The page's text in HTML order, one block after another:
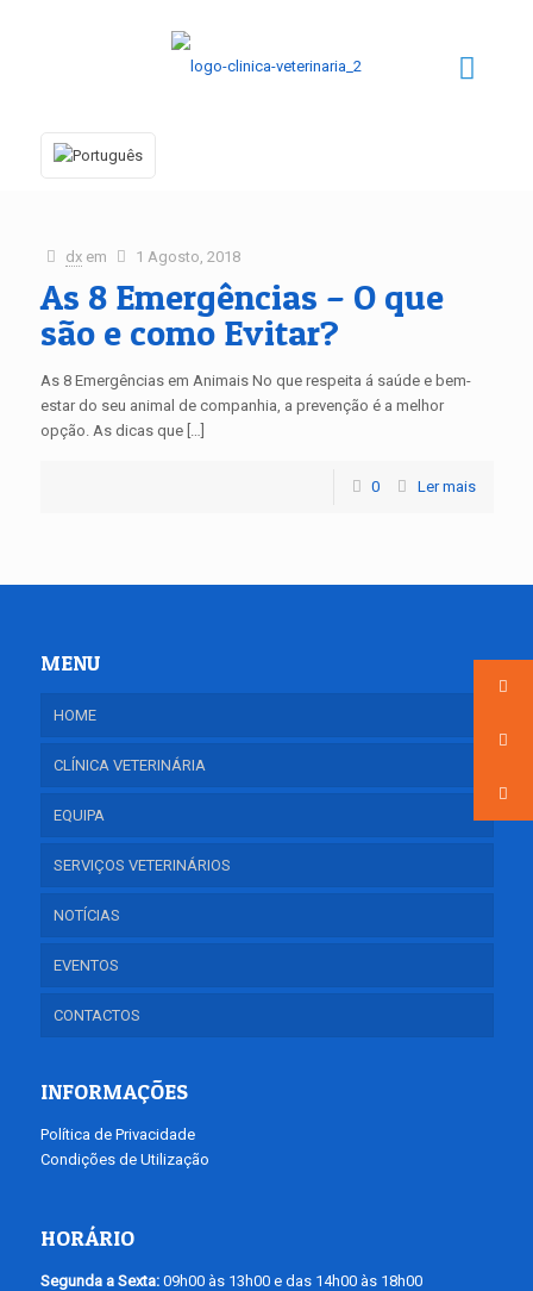
dx em 1 Agosto, 2018
As 8 Emergências – O que
são e como Evitar?
As 8 Emergências em Animais No que respeita á saúde e bem-
estar do seu animal de companhia, a prevenção é a melhor
opção. As dicas que […]
0 Ler mais
MENU
HOME
CLÍNICA VETERINÁRIA
EQUIPA
SERVIÇOS VETERINÁRIOS
NOTÍCIAS
EVENTOS
CONTACTOS
INFORMAÇÕES
Política de Privacidade
Condições de Utilização
HORÁRIO
Segunda a Sexta:09h00 às 13h00 e das 14h00 às 18h00